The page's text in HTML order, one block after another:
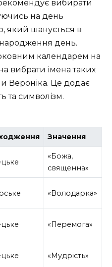
вибирати
на день
який шанується в
день.
календарем на
вибрати імена таких
Вероніка. Це додає
та символізм.
Значення
«Божа,
священна»
«Володарка»
«Перемога»
«Мудрість»